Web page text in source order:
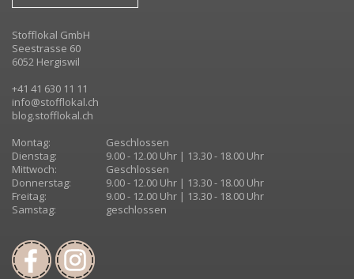
Stofflokal GmbH
Seestrasse 60
6052 Hergiswil
+41 41 630 11 11
info@stofflokal.ch
blog.stofflokal.ch
Montag:
Geschlossen
Dienstag:
9.00 - 12.00 Uhr | 13.30 - 18.00 Uhr
Mittwoch:
Geschlossen
Donnerstag:
9.00 - 12.00 Uhr | 13.30 - 18.00 Uhr
Freitag:
9.00 - 12.00 Uhr | 13.30 - 18.00 Uhr
Samstag:
geschlossen